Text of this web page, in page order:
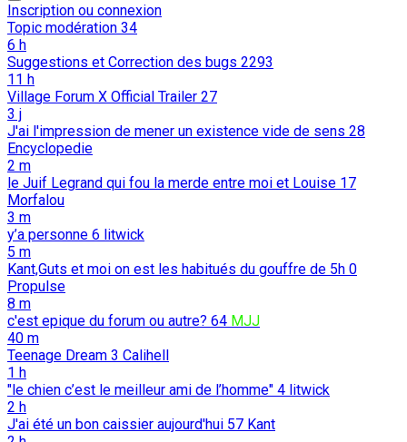
Inscription ou connexion
Topic modération 34
6 h
Suggestions et Correction des bugs 2293
11 h
Village Forum X Official Trailer 27
3 j
J'ai l'impression de mener un existence vide de sens 28
Encyclopedie
2 m
le Juif Legrand qui fou la merde entre moi et Louise 17
Morfalou
3 m
y’a personne 6 litwick
5 m
Kant,Guts et moi on est les habitués du gouffre de 5h 0
Propulse
8 m
c'est epique du forum ou autre? 64 MJJ
40 m
Teenage Dream 3 Calihell
1 h
"le chien c’est le meilleur ami de l’homme" 4 litwick
2 h
J'ai été un bon caissier aujourd'hui 57 Kant